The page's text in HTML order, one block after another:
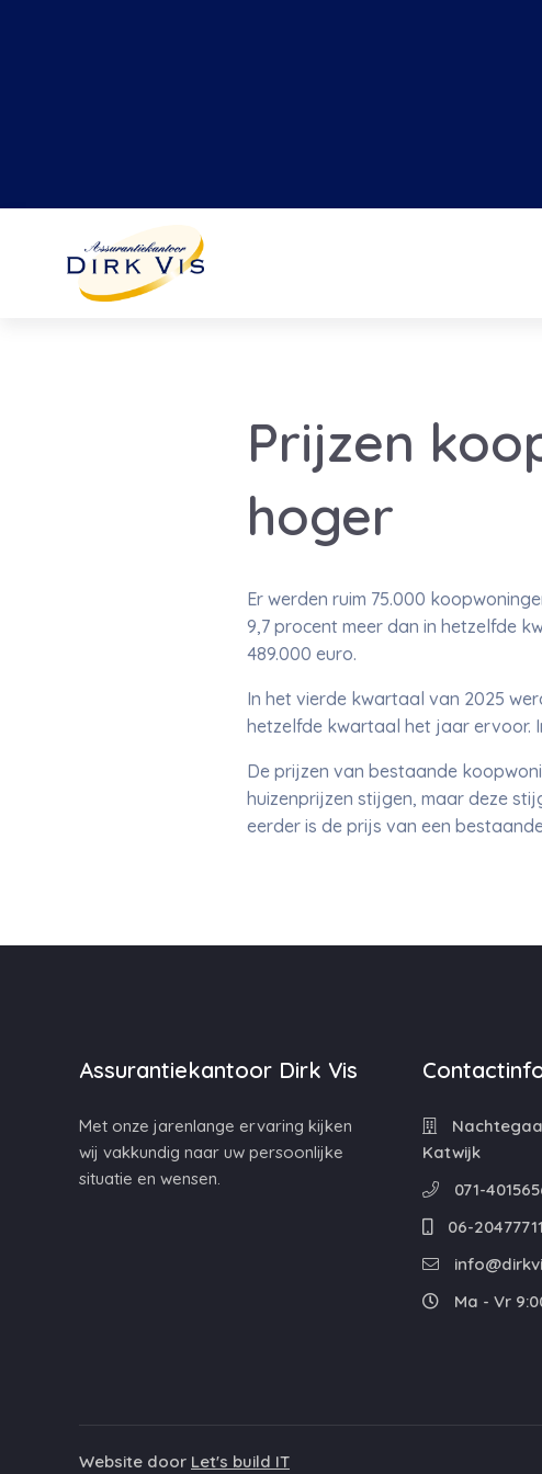
Prijzen
hoger
Er werden ruim 75.000
9,7 procent meer dan in hetzelfde
489.000 euro.
In het vierde kwartaal van 2025
hetzelfde kwartaal het jaar ervoor.
De prijzen van bestaande
huizenprijzen stijgen, maar deze
eerder is de prijs van een
Assurantiekantoor Dirk Vis
Met onze jarenlange ervaring kijken
wij vakkundig naar uw persoonlijke
situatie en wensen.
Katwijk
071-
06-20477711
Ma - Vr
Website door Let's build IT